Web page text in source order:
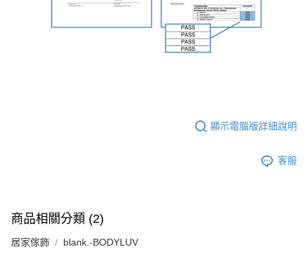
顯示電腦版詳細說明
客服
商品相關分類 (2)
居家傢飾 blank.-BODYLUV